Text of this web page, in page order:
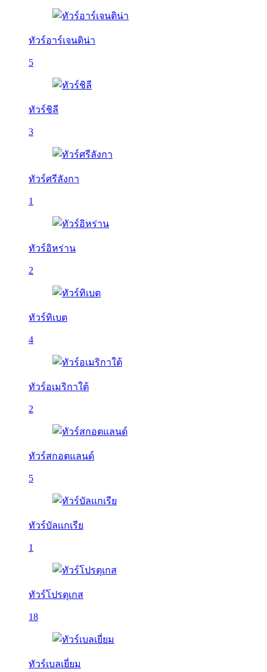
ทัวร์อาร์เจนติน่า
5
ทัวร์ชิลี
3
ทัวร์ศรีลังกา
1
ทัวร์อิหร่าน
2
ทัวร์ทิเบต
4
ทัวร์อเมริกาใต้
2
ทัวร์สกอตแลนด์
5
ทัวร์บัลเเกเรีย
1
ทัวร์โปรตุเกส
18
ทัวร์เบลเยี่ยม